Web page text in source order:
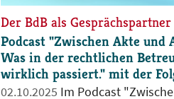
Der BdB als Gesprächspartner
Podcast "Zwischen Akte und
Was in der rechtlichen
wirklich passiert." mit der
ist der Bundesverband der
02.10.2025